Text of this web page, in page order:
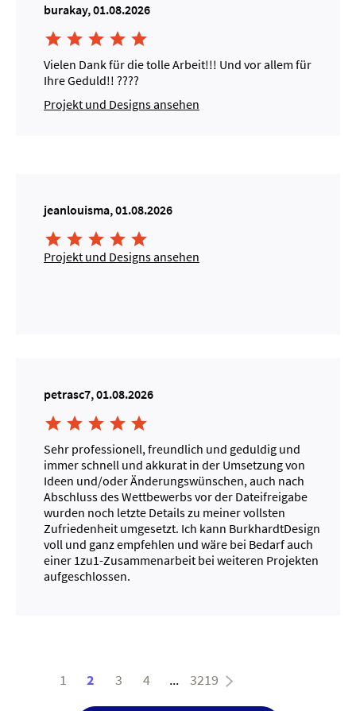
burakay, 01.08.2026
    
Vielen Dank für die tolle Arbeit!!! Und vor allem für
Ihre Geduld!! ????
Projekt und Designs ansehen
jeanlouisma, 01.08.2026
    
Projekt und Designs ansehen
petrasc7, 01.08.2026
    
Sehr professionell, freundlich und geduldig und
immer schnell und akkurat in der Umsetzung von
Ideen und/oder Änderungswünschen, auch nach
Abschluss des Wettbewerbs vor der Dateifreigabe
wurden noch letzte Details zu meiner vollsten
Zufriedenheit umgesetzt. Ich kann BurkhardtDesign
voll und ganz empfehlen und wäre bei Bedarf auch
einer 1zu1-Zusammenarbeit bei weiteren Projekten
aufgeschlossen.
1 2 3 4 ... 3219